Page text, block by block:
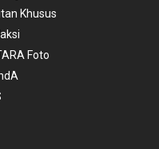
Khusus
Foto